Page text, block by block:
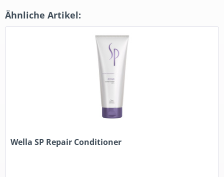
Ähnliche Artikel:
Wella SP Repair Conditioner